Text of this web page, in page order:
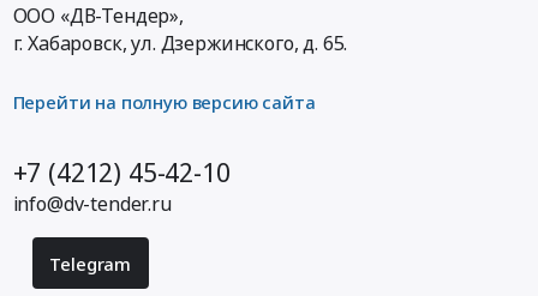
ООО «ДВ-Тендер»,
г. Хабаровск,ул. Дзержинского, д. 65.
Перейти на полную версию сайта
+7 (4212) 45-42-10
info@dv-tender.ru
Telegram